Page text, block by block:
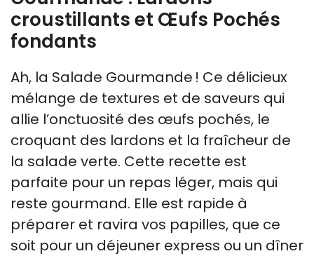
croustillants et Œufs Pochés
fondants
Ah, la Salade Gourmande ! Ce délicieux
mélange de textures et de saveurs qui
allie l’onctuosité des œufs pochés, le
croquant des lardons et la fraîcheur de
la salade verte. Cette recette est
parfaite pour un repas léger, mais qui
reste gourmand. Elle est rapide à
préparer et ravira vos papilles, que ce
soit pour un déjeuner express ou un dîner